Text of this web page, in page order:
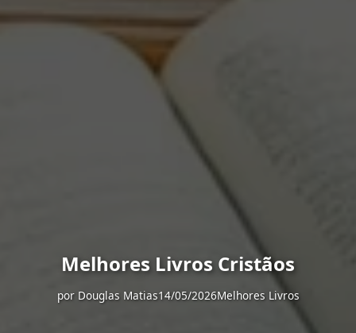
Melhores Livros Cristãos
por Douglas Matias14/05/2026Melhores Livros